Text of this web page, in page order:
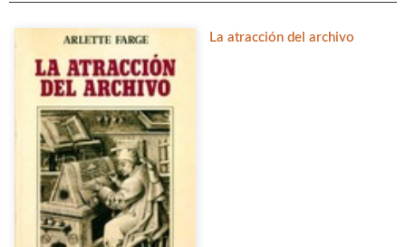
La atracción del archivo